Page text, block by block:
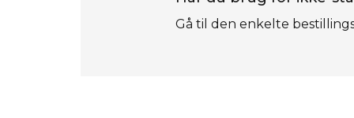
Gå til den enkelte